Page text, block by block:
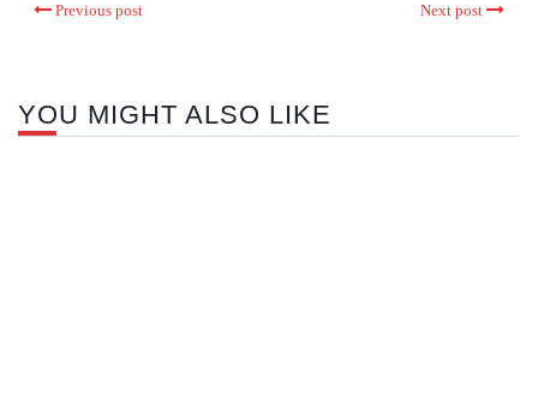
Previous post Next post
YOU MIGHT ALSO LIKE